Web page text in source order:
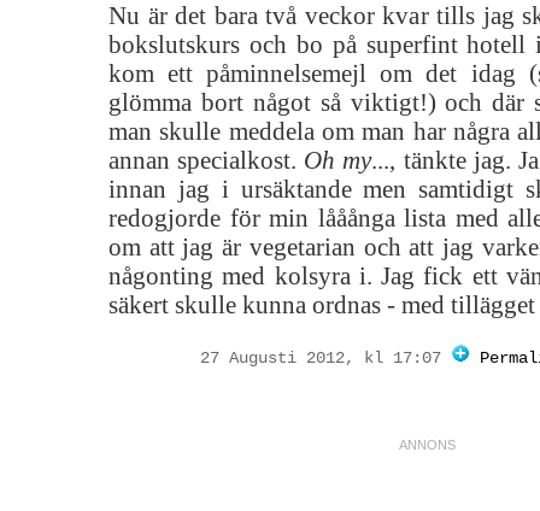
Nu är det bara två veckor kvar tills jag
bokslutskurs och bo på superfint hotell
kom ett påminnelsemejl om det idag
glömma bort något så viktigt!) och där
man skulle meddela om man har några
annan specialkost. Oh my..., tänkte jag.
innan jag i ursäktande men samtidigt
redogjorde för min lååånga lista med
om att jag är vegetarian och att jag
någonting med kolsyra i. Jag fick ett
säkert skulle kunna ordnas - med
27 Augusti 2012, kl 17:07